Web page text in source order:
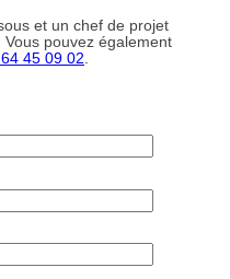
et un chef de projet
pouvez également
45 09 02